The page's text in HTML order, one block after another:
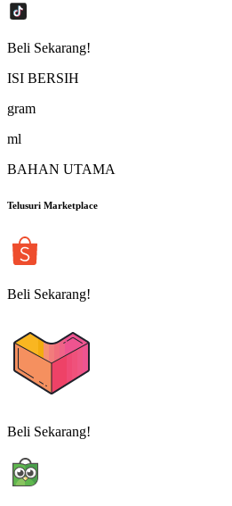
Beli Sekarang!
ISI BERSIH
gram
ml
BAHAN UTAMA
Telusuri Marketplace
Beli Sekarang!
Beli Sekarang!